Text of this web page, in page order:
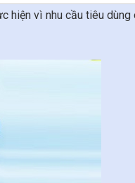
hiện vì nhu cầu tiêu dùng